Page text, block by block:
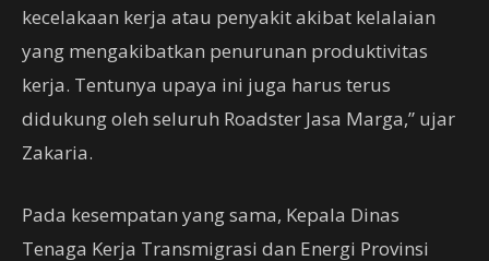
kecelakaan kerja atau penyakit akibat kelalaian
yang mengakibatkan penurunan produktivitas
kerja. Tentunya upaya ini juga harus terus
didukung oleh seluruh Roadster Jasa Marga,” ujar
Zakaria.
Pada kesempatan yang sama, Kepala Dinas
Tenaga Kerja Transmigrasi dan Energi Provinsi